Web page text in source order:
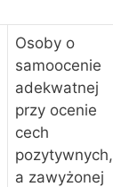
Osoby o
samoocenie
adekwatnej
przy ocenie
cech
pozytywnych,
a zawyżonej